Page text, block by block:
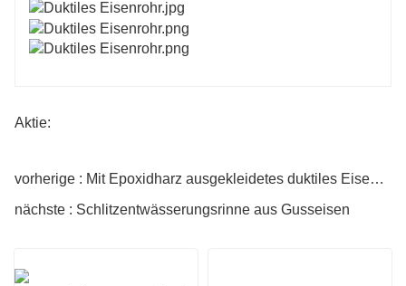
Aktie:
vorherige : Mit Epoxidharz ausgekleidetes duktiles Eisenrohr
nächste : Schlitzentwässerungsrinne aus Gusseisen